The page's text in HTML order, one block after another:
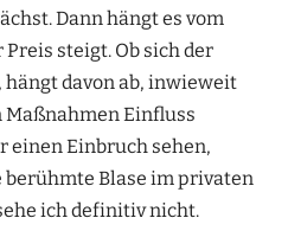
Dann hängt es vom
steigt. Ob sich der
davon ab, inwieweit
Einfluss
einen Einbruch sehen,
berühmte Blase im privaten
ich definitiv nicht.